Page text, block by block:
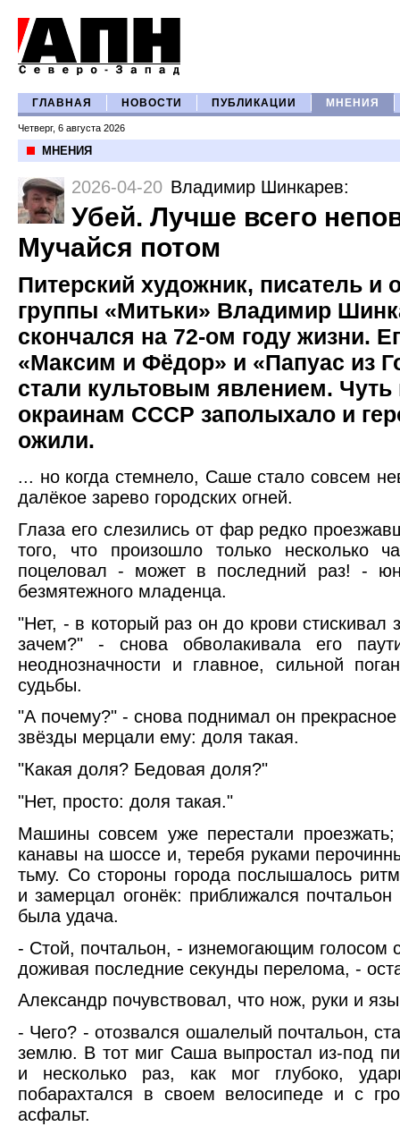
ГЛАВНАЯ НОВОСТИ ПУБЛИКАЦИИ МНЕНИЯ
Четверг, 6 августа 2026
МНЕНИЯ
2026-04-20 Владимир Шинкарев:
Убей. Лучше всего
Мучайся потом
Питерский художник, писатель и
группы «Митьки» Владимир
скончался на 72-ом году жизни.
«Максим и Фёдор» и «Папуас из
стали культовым явлением. Чуть
окраинам СССР заполыхало и
ожили.
... но когда стемнело, Саше стало совсем
далёкое зарево городских огней.
Глаза его слезились от фар редко
того, что произошло только несколько
поцеловал - может в последний раз! -
безмятежного младенца.
"Нет, - в который раз он до крови стискивал
зачем?" - снова обволакивала его
неоднозначности и главное, сильной
судьбы.
"А почему?" - снова поднимал он
звёзды мерцали ему: доля такая.
"Какая доля? Бедовая доля?"
"Нет, просто: доля такая."
Машины совсем уже перестали
канавы на шоссе и, теребя руками
тьму. Со стороны города послышалось
и замерцал огонёк: приближался
была удача.
- Стой, почтальон, - изнемогающим голосом
доживая последние секунды перелома, -
Александр почувствовал, что нож, руки и
- Чего? - отозвался ошалелый почтальон,
землю. В тот миг Саша выпростал из-под
и несколько раз, как мог глубоко,
побарахтался в своем велосипеде и с
асфальт.